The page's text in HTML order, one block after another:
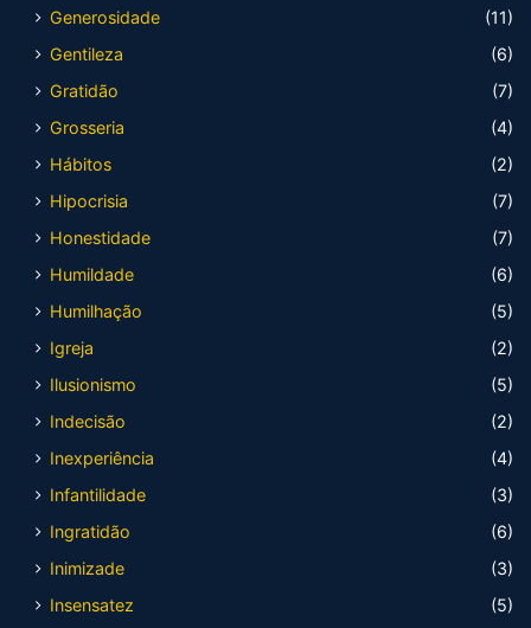
Generosidade
(11)
Gentileza
(6)
Gratidão
(7)
Grosseria
(4)
Hábitos
(2)
Hipocrisia
(7)
Honestidade
(7)
Humildade
(6)
Humilhação
(5)
Igreja
(2)
Ilusionismo
(5)
Indecisão
(2)
Inexperiência
(4)
Infantilidade
(3)
Ingratidão
(6)
Inimizade
(3)
Insensatez
(5)